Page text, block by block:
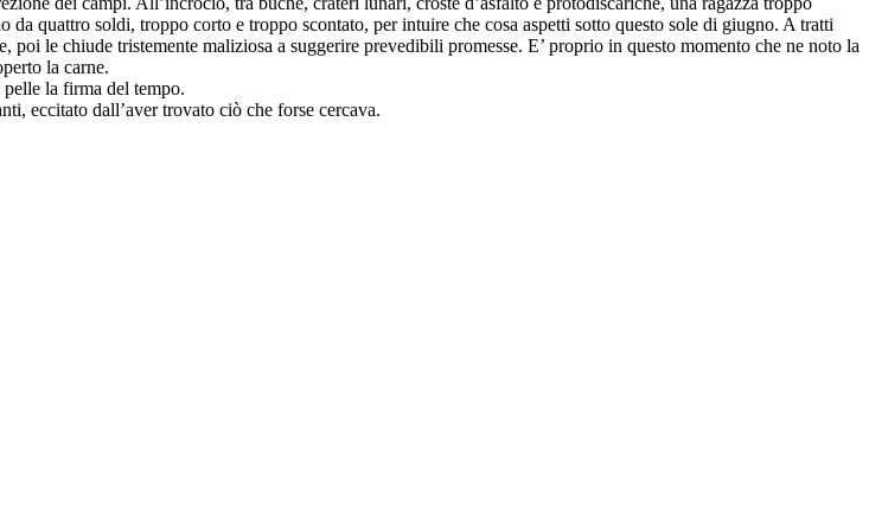
quattro soldi, troppo corto e troppo scontato, per intuire che cosa aspetti sotto questo sole di giugno. A tratti
le chiude tristemente maliziosa a suggerire prevedibili promesse. E’ proprio in questo momento che ne noto la
la carne.
pelle la firma del tempo.
eccitato dall’aver trovato ciò che forse cercava.